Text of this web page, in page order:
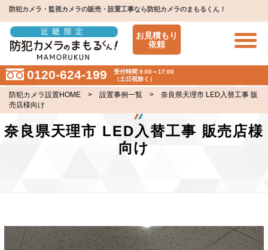
防犯カメラ・監視カメラの販売・設置工事なら防犯カメラのまもるくん！
近畿限定
お見積もり
依頼
0120-624-199
受付時間 9:00～17:00
（土日祝除く）
防犯カメラ設置HOME> 設置事例一覧> 奈良県天理市 LED入替工事 販
売店様向け
奈良県天理市 LED入替工事 販売店様
向け